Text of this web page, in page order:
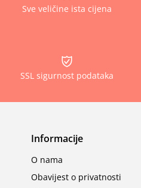
Sve veličine ista cijena
SSL sigurnost podataka
Informacije
O nama
Obavijest o privatnosti